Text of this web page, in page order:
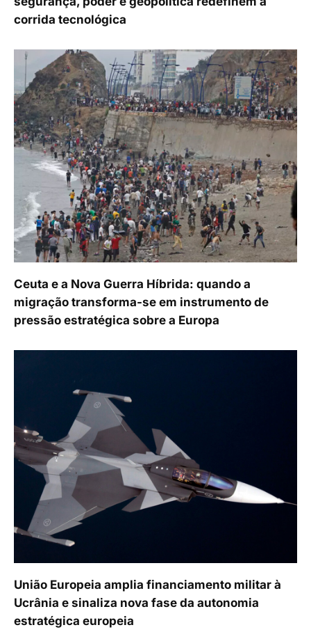
corrida tecnológica
Ceuta e a Nova Guerra Híbrida: quando a
migração transforma-se em instrumento de
pressão estratégica sobre a Europa
União Europeia amplia financiamento militar à
Ucrânia e sinaliza nova fase da autonomia
estratégica europeia